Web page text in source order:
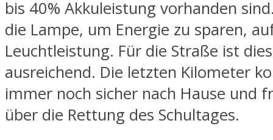
bis 40% Akkuleistung vorhanden
die Lampe, um Energie zu sparen,
Leuchtleistung. Für die Straße ist
ausreichend. Die letzten Kilometer
immer noch sicher nach Hause und
über die Rettung des Schultages.